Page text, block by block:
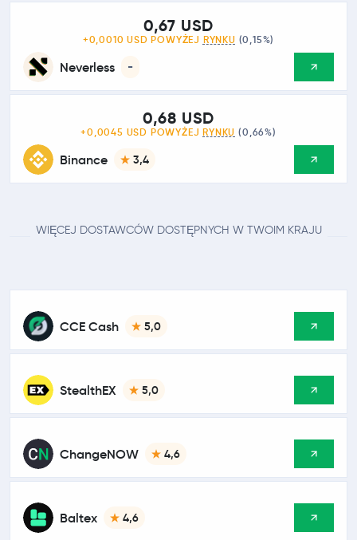
Neverless -
0,67 USD
+0,0010 USD POWYŻEJ RYNKU (0,15%)
Binance 3,4
0,68 USD
+0,0045 USD POWYŻEJ RYNKU (0,66%)
WIĘCEJ DOSTAWCÓW DOSTĘPNYCH W TWOIM KRAJU
CCE Cash 5,0
StealthEX 5,0
ChangeNOW 4,6
Baltex 4,6